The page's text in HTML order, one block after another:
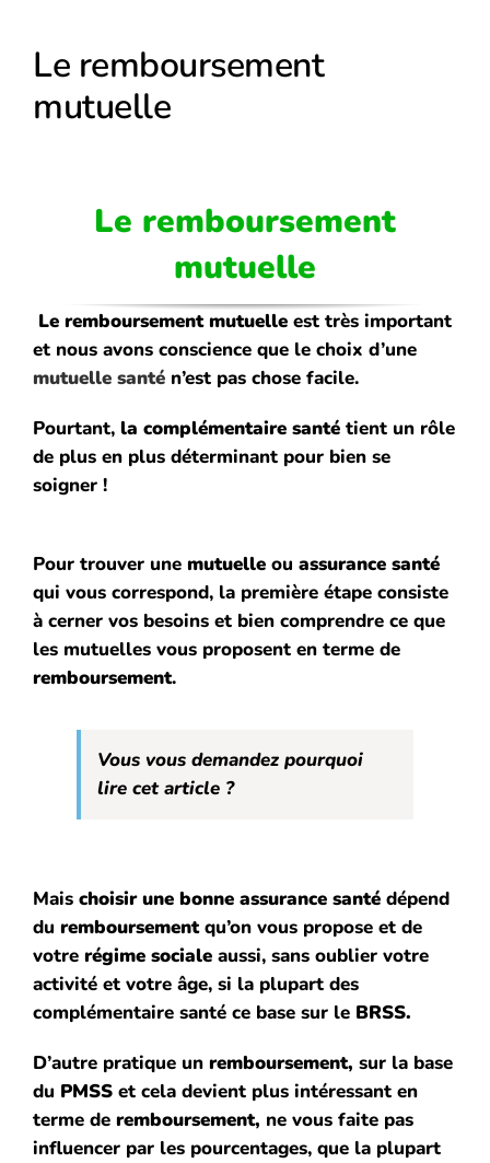
Le remboursement
mutuelle
Le remboursement
mutuelle
Le remboursementmutuelleest très important
et nous avons conscience que le choix d’une
mutuelle santén’est pas chose facile.
Pourtant, la complémentaire santétient un rôle
de plus en plus déterminant pour bien se
soigner !
Pour trouver une mutuelleou assurance santé
qui vous correspond, la première étape consiste
à cerner vos besoins et biencomprendre ce que
les mutuelles vous proposent en terme de
remboursement.
Vous vous demandez pourquoi
lire cet article ?
Maischoisir une bonne assurance santédépend
du remboursementqu’on vous propose et de
votre régime socialeaussi, sans oublier votre
activité et votre âge, si la plupart des
complémentaire santéce base sur le BRSS.
D’autrepratique un remboursement, sur la base
du PMSS et cela devient plus intéressant en
terme de remboursement, ne vous faite pas
influencer par les pourcentages, que la plupart